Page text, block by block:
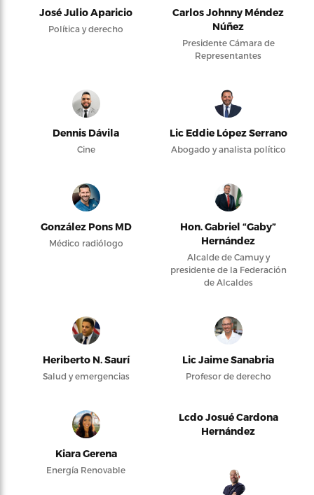
José Julio Aparicio
Política y derecho
Carlos Johnny Méndez
Núñez
Presidente Cámara de
Representantes
Dennis Dávila
Cine
Lic Eddie López Serrano
Abogado y analista político
González Pons MD
Médico radiólogo
Hon. Gabriel “Gaby”
Hernández
Alcalde de Camuy y
presidente de la Federación
de Alcaldes
Heriberto N. Saurí
Salud y emergencias
Lic Jaime Sanabria
Profesor de derecho
Kiara Gerena
Energía Renovable
Lcdo Josué Cardona
Hernández